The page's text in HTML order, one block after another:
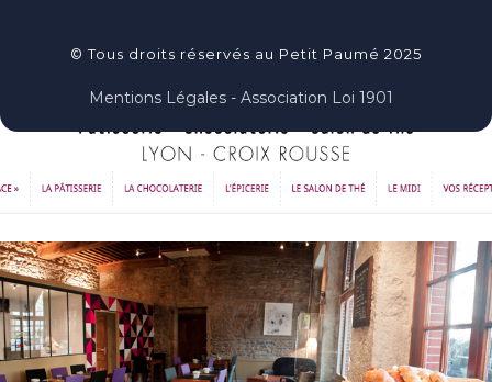
© Tous droits réservés au Petit Paumé 2025
Mentions Légales - Association Loi 1901